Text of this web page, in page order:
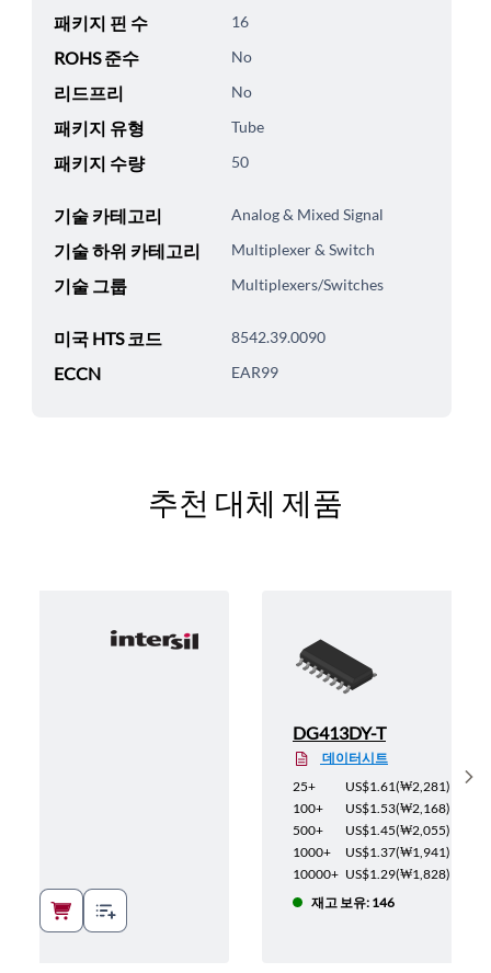
패키지 핀 수 16
ROHS 준수 No
리드프리 No
패키지 유형 Tube
패키지 수량 50
기술 카테고리 Analog & Mixed Signal
기술 하위 카테고리 Multiplexer & Switch
기술 그룹 Multiplexers/Switches
미국 HTS 코드 8542.39.0090
ECCN EAR99
추천 대체 제품
DG413DY-T
데이터시트
25+
US$1.61(₩2,281)
100+
US$1.53(₩2,168)
500+
US$1.45(₩2,055)
1000+
US$1.37(₩1,941)
10000+ US$1.29(₩1,828)
재고 보유: 146